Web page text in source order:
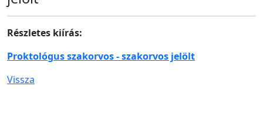
Részletes kiírás:
Proktológus szakorvos - szakorvos jelölt
Vissza